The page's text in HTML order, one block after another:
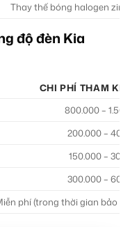
Thay thế bóng halogen zin
độ đèn Kia
CHI PHÍ THAM
800.000 –
200.000 –
150.000 –
300.000 –
phí (trong thời gian bảo